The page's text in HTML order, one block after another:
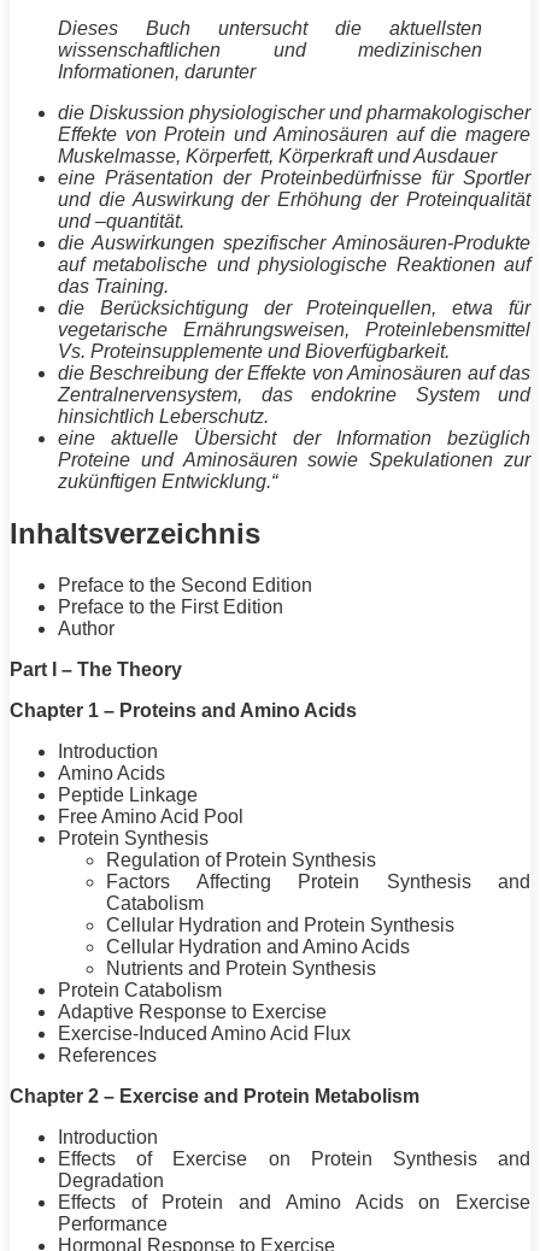
Dieses Buch untersucht die aktuellsten
wissenschaftlichen und medizinischen
Informationen, darunter
die Diskussion physiologischer und pharmakologischer
Effekte vonProtein und Aminosäuren auf die magere
Muskelmasse, Körperfett, Körperkraft und Ausdauer
eine Präsentation der Proteinbedürfnisse für Sportler
und die Auswirkung der Erhöhung der Proteinqualität
und –quantität.
die Auswirkungen spezifischer Aminosäuren-Produkte
auf metabolische und physiologische Reaktionen auf
das Training.
die Berücksichtigung der Proteinquellen, etwa für
vegetarische Ernährungsweisen, Proteinlebensmittel
Vs. Proteinsupplemente und Bioverfügbarkeit.
die Beschreibung der Effekte von Aminosäuren auf das
Zentralnervensystem, das endokrine System und
hinsichtlich Leberschutz.
eine aktuelle Übersicht der Information bezüglich
Proteine und Aminosäuren sowie Spekulationen zur
zukünftigen Entwicklung.“
Inhaltsverzeichnis
Preface to the Second Edition
Preface to the First Edition
Author
Part I – The Theory
Chapter 1 – Proteins and Amino Acids
Introduction
Amino Acids
Peptide Linkage
Free Amino Acid Pool
Protein Synthesis
Regulation of Protein Synthesis
Factors Affecting
Protein Synthesis and
Catabolism
Cellular Hydration and Protein Synthesis
Cellular Hydration and Amino Acids
Nutrients and Protein Synthesis
Protein Catabolism
Adaptive Response to Exercise
Exercise-Induced Amino Acid Flux
References
Chapter 2 – Exercise and Protein Metabolism
Introduction
Effects of Exercise on
Protein Synthesis and
Degradation
Effects of Protein and Amino Acids on Exercise
Performance
Hormonal Response to Exercise